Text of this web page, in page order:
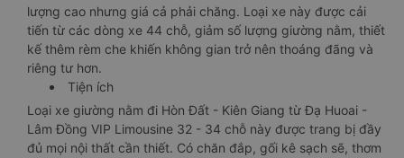
lượng cao nhưng giá cả phải chăng. Loại xe này được cải
tiến từ các dòng xe 44 chỗ, giảm số lượng giường nằm, thiết
kế thêm rèm che khiến không gian trở nên thoáng đãng và
riêng tư hơn.
Tiện ích
Loại xe giường nằm đi Hòn Đất - Kiên Giang từ Đạ Huoai -
Lâm Đồng VIP Limousine 32 - 34 chỗ này được trang bị đầy
đủ mọi nội thất cần thiết. Có chăn đắp, gối kê sạch sẽ, thơm